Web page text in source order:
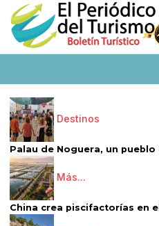
Destinos
Palau de Noguera, un
Más...
China crea piscifactorías en